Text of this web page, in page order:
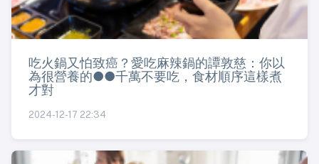
吃火鍋又怕致癌？愛吃麻辣鍋的譚敦慈：你以
為很營養的●●千萬不要吃，食材順序這樣煮
才對
2024-12-17 22:34